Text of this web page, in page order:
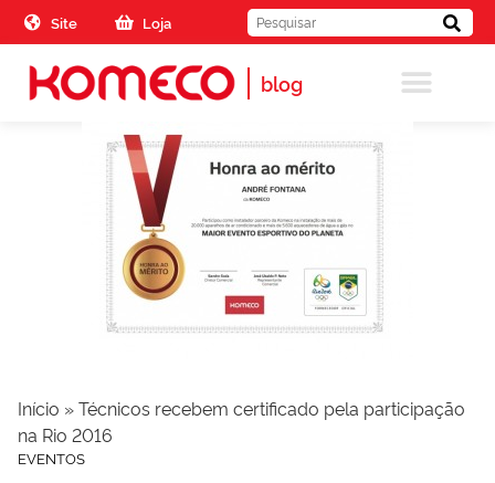
Skip to the content
Site Loja
blog
Início »Técnicos recebem certificado pela participação
na Rio 2016
EVENTOS